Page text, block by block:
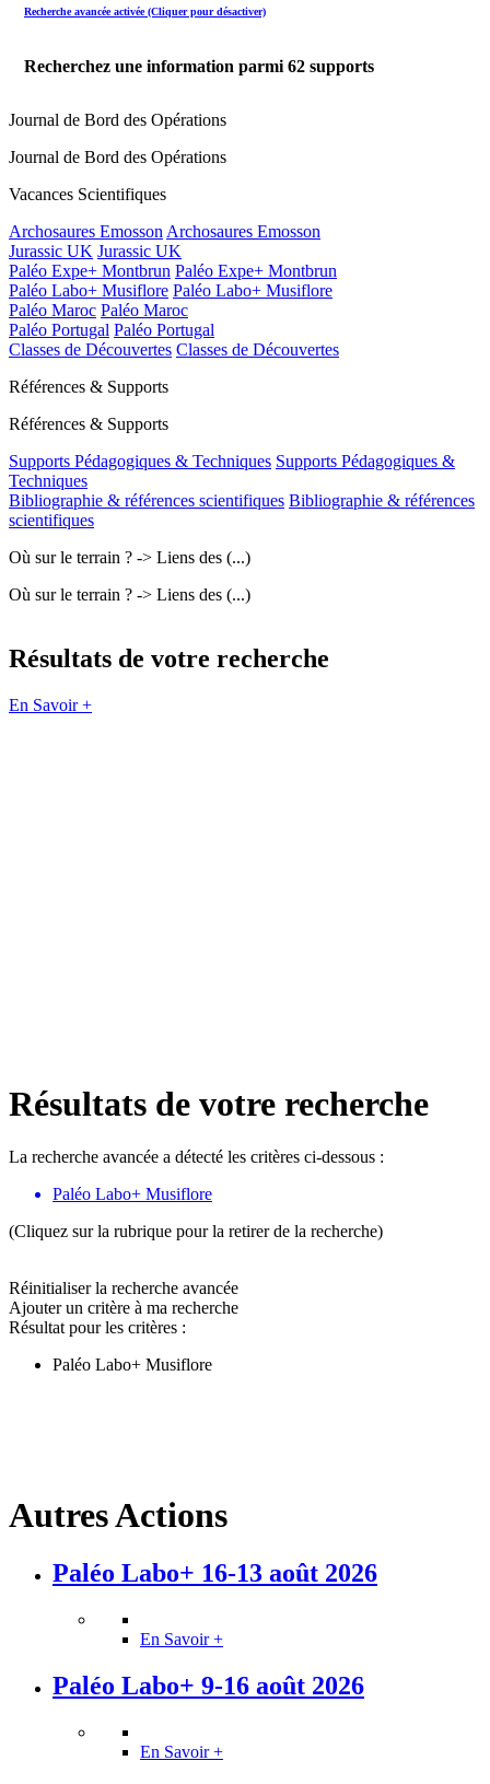
Recherche avancée activée (Cliquer pour désactiver)
Recherchez une information parmi 62 supports
Journal de Bord des Opérations
Journal de Bord des Opérations
Vacances Scientifiques
Archosaures EmossonArchosaures Emosson
Jurassic UK Jurassic UK
Paléo Expe+ Montbrun Paléo Expe+ Montbrun
Paléo Labo+ Musiflore Paléo Labo+ Musiflore
Paléo Maroc Paléo Maroc
Paléo Portugal Paléo Portugal
Classes de Découvertes Classes de Découvertes
Références & Supports
Références & Supports
Supports Pédagogiques & Techniques Supports Pédagogiques &
Techniques
Bibliographie & références scientifiques Bibliographie & références
scientifiques
Où sur le terrain ? -> Liens des (...)
Où sur le terrain ? -> Liens des (...)
Résultats de votre recherche
En Savoir +
Résultats de votre recherche
La recherche avancée a détecté les critères ci-dessous :
Paléo Labo+ Musiflore
(Cliquez sur la rubrique pour la retirer de la recherche)
Réinitialiser la recherche avancée
Ajouter un critère à ma recherche
Résultat pour les critères :
Paléo Labo+ Musiflore
Autres Actions
Paléo Labo+ 16-13 août 2026
En Savoir +
Paléo Labo+ 9-16 août 2026
En Savoir +